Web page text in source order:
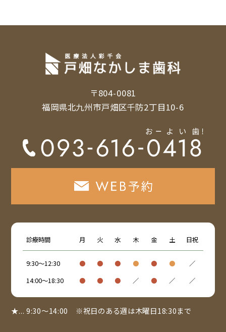
〒804-0081
福岡県北九州市戸畑区千防2丁目10-6
診療時間 月 火 水 木 金 土 日祝
9:30～12:30 ● ● ● ● ● ●
／
14:00～18:30
● ● ● ／ ● ／ ／
★... 9:30～14:00 ※祝日のある週は木曜日18:30まで